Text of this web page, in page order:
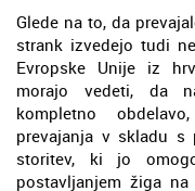
Glede na to, da
strank izvedejo tudi
Evropske Unije iz
morajo vedeti, da
kompletno
prevajanja v skladu s
storitev, ki jo
postavljanjem žiga